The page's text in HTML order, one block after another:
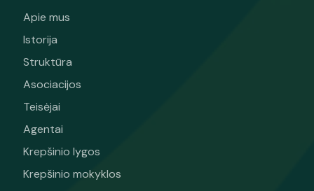
Apie mus
Istorija
Struktūra
Asociacijos
Teisėjai
Agentai
Krepšinio lygos
Krepšinio mokyklos